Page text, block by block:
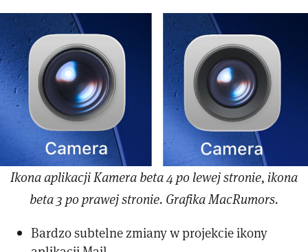
Ikona aplikacji Kamera beta 4 po lewej stronie, ikona
beta 3 po prawej stronie. Grafika MacRumors.
Bardzo subtelne zmiany w projekcie ikony